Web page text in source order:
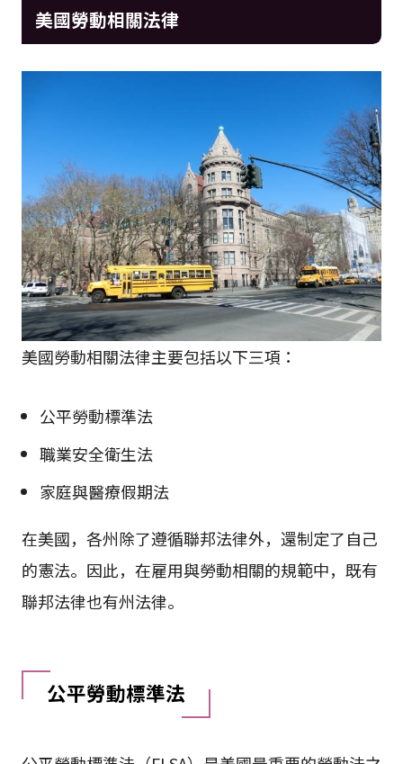
美國勞動相關法律
美國勞動相關法律主要包括以下三項：
公平勞動標準法
職業安全衛生法
家庭與醫療假期法
在美國，各州除了遵循聯邦法律外，還制定了自己
的憲法。因此，在雇用與勞動相關的規範中，既有
聯邦法律也有州法律。
公平勞動標準法